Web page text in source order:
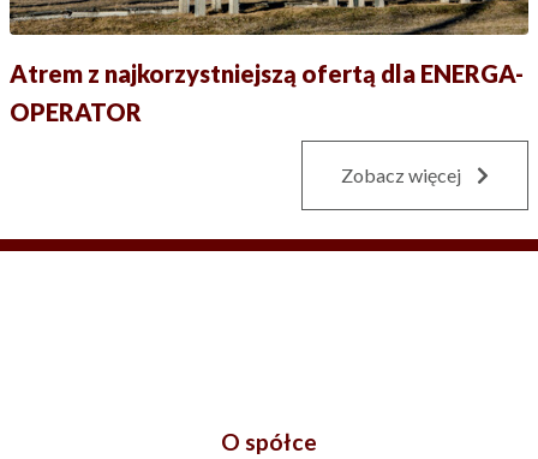
Atrem z najkorzystniejszą ofertą dla ENERGA-
OPERATOR
Zobacz więcej
O spółce